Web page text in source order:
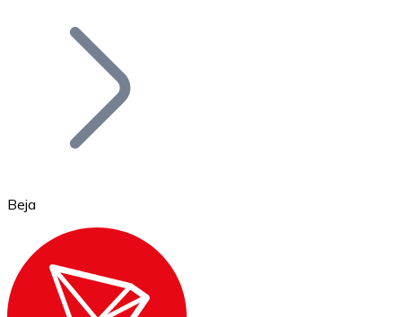
Bitcoin
Ethereum
Beja